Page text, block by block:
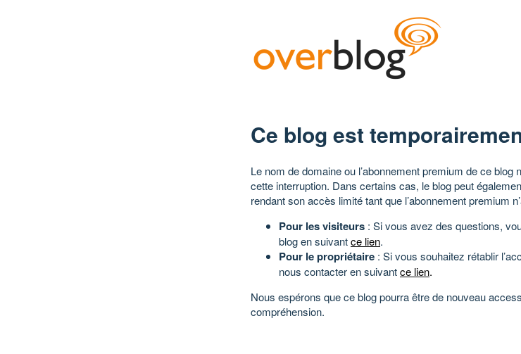
Ce blog est
Le nom de domaine ou l’abonnement premium de ce blog
cette interruption. Dans certains cas, le blog peut
rendant son accès limité tant que l’abonnement premium
Pour les visiteurs : Si vous avez des questions,
blog en suivantce lien.
Pour le propriétaire : Si vous souhaitez rétablir
nous contacter en suivantce lien.
Nous espérons que ce blog pourra être de nouveau
compréhension.